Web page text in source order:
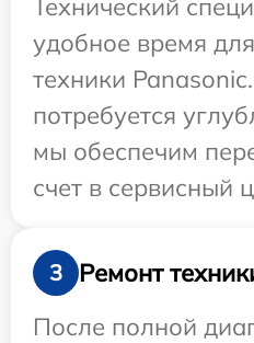
Технический
удобное время
техники
потребуется
мы обеспечим
счет в сервисный
3
Ремонт
После полной